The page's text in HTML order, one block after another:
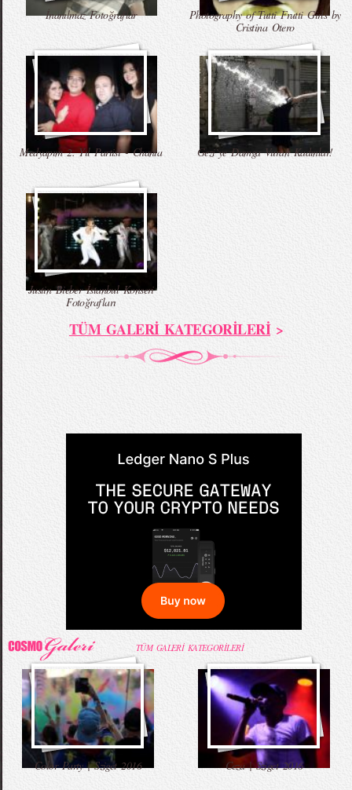
İnanılmaz Fotoğraflar
Photography of Tutti Frutti Girls by
Cristina Otero
Medyapım 2. Yıl Partisi - Chanta Gezi`ye Damga Vuran Kadınlar!
Justin Bieber İstanbul Konseri
Fotoğrafları
TÜM GALERİ KATEGORİLERİ>
TÜM GALERİ KATEGORİLERİ
Color Party | Sziget 2016 Ceza | Sziget 2016